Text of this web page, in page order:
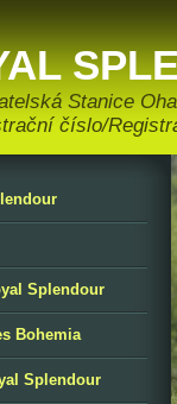
Stanice
číslo/
Splendour
Bohemia
Splendour